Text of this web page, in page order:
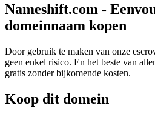
Nameshift.com -
domeinnaam kopen
Door gebruik te maken van onze
geen enkel risico. En het beste van
gratis zonder bijkomende kosten.
Koop dit domein